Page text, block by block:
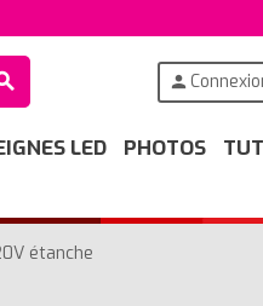
person
LED PHOTOS
étanche